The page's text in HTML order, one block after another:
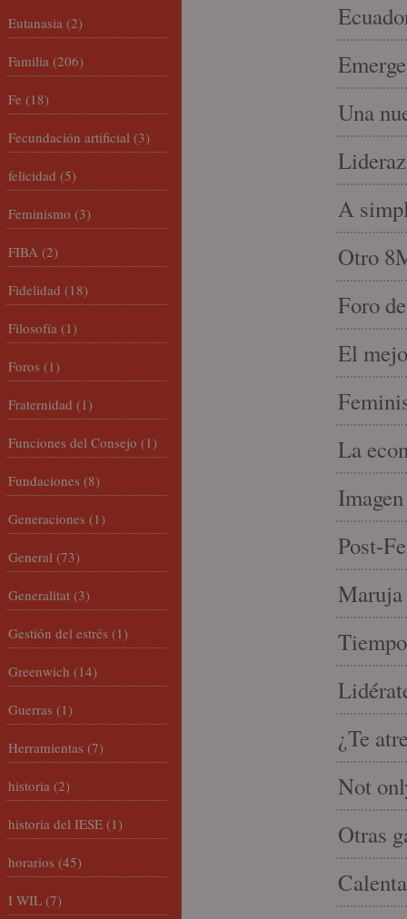
Una
A
Otro
Foro
El
La
Post-
Maruja
¿Te
Not
Otras
Eutanasia (2)
Familia (206)
Fe (18)
Fecundación artificial (3)
felicidad (5)
Feminismo (3)
FIBA (2)
Fidelidad (18)
Filosofía (1)
Foros (1)
Fraternidad (1)
Funciones del Consejo (1)
Fundaciones (8)
Generaciones (1)
General (73)
Generalitat (3)
Gestión del estrés (1)
Greenwich (14)
Guerras (1)
Herramientas (7)
historia (2)
historia del IESE (1)
horarios (45)
I WIL (7)